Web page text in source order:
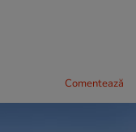
Comentează